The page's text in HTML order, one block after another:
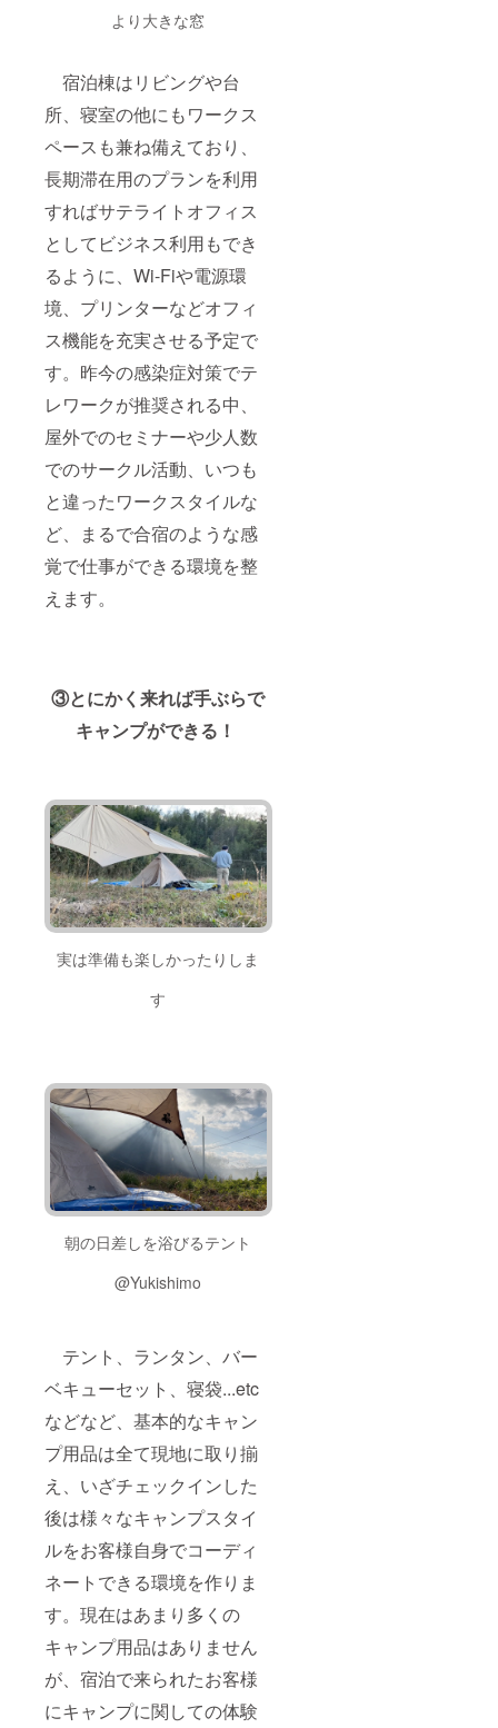
より大きな窓
宿泊棟はリビングや台
所、寝室の他にもワークス
ペースも兼ね備えており、
長期滞在用のプランを利用
すればサテライトオフィス
としてビジネス利用もでき
るように、Wi-Fiや電源環
境、プリンターなどオフィ
ス機能を充実させる予定で
す。昨今の感染症対策でテ
レワークが推奨される中、
屋外でのセミナーや少人数
でのサークル活動、いつも
と違ったワークスタイルな
ど、まるで合宿のような感
覚で仕事ができる環境を整
えます。
③とにかく来れば手ぶらで
キャンプができる！
実は準備も楽しかったりしま
す
朝の日差しを浴びるテント
@Yukishimo
テント、ランタン、バー
ベキューセット、寝袋...etc
などなど、基本的なキャン
プ用品は全て現地に取り揃
え、いざチェックインした
後は様々なキャンプスタイ
ルをお客様自身でコーディ
ネートできる環境を作りま
す。現在はあまり多くの
キャンプ用品はありません
が、宿泊で来られたお客様
にキャンプに関しての体験